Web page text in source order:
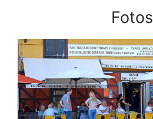
Fotos